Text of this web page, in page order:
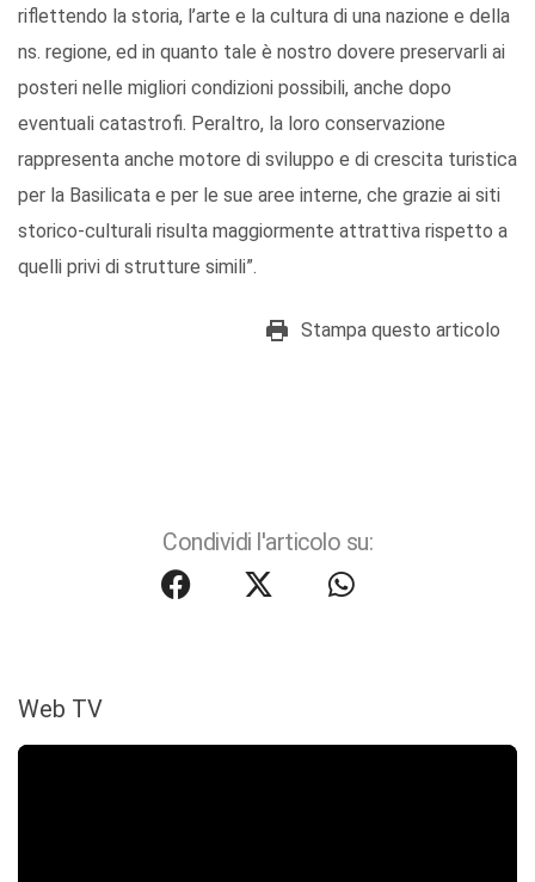
riflettendo la storia, l’arte e la cultura di una nazione e della
ns. regione, ed in quanto tale è nostro dovere preservarli ai
posteri nelle migliori condizioni possibili, anche dopo
eventuali catastrofi. Peraltro, la loro conservazione
rappresenta anche motore di sviluppo e di crescita turistica
per la Basilicata e per le sue aree interne, che grazie ai siti
storico-culturali risulta maggiormente attrattiva rispetto a
quelli privi di strutture simili”.
Stampa questo articolo
Condividi l'articolo su:
Web TV